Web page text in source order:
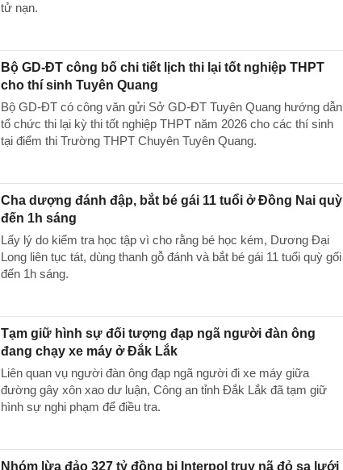
tử nạn.
Bộ GD-ĐT công bố chi tiết lịch thi lại tốt nghiệp THPT
cho thí sinh Tuyên Quang
Bộ GD-ĐT có công văn gửi Sở GD-ĐT Tuyên Quang hướng dẫn
tổ chức thi lại kỳ thi tốt nghiệp THPT năm 2026 cho các thí sinh
tại điểm thi Trường THPT Chuyên Tuyên Quang.
Cha dượng đánh đập, bắt bé gái 11 tuổi ở Đồng Nai quỳ
đến 1h sáng
Lấy lý do kiểm tra học tập vì cho rằng bé học kém, Dương Đại
Long liên tục tát, dùng thanh gỗ đánh và bắt bé gái 11 tuổi quỳ gối
đến 1h sáng.
Tạm giữ hình sự đối tượng đạp ngã người đàn ông
đang chạy xe máy ở Đắk Lắk
Liên quan vụ người đàn ông đạp ngã người đi xe máy giữa
đường gây xôn xao dư luận, Công an tỉnh Đắk Lắk đã tạm giữ
hình sự nghi phạm để điều tra.
Nhóm lừa đảo 327 tỷ đồng bị Interpol truy nã đỏ sa lưới